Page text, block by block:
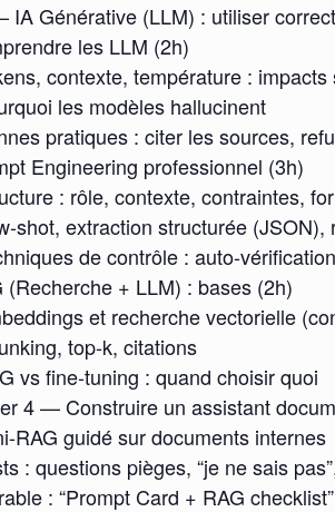
IA Générative (LLM) : utiliser
les LLM (2h)
contexte, température :
les modèles hallucinent
pratiques : citer les sources,
Engineering professionnel (3h)
: rôle, contexte, contraintes,
shot, extraction structurée (JSON),
de contrôle : auto-
(Recherche + LLM) : bases (2h)
et recherche vectorielle
top-k, citations
vs fine-tuning : quand choisir quoi
4 — Construire un assistant
RAG guidé sur documents internes
: questions pièges, “je ne sais
: “Prompt Card + RAG checklist”